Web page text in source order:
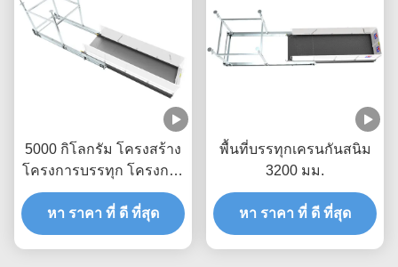
5000 กิโลกรัม โครงสร้าง
โครงการบรรทุก โครงการ
กระบวนกระบวนร้อน
MLP4200
หา ราคา ที่ ดี ที่สุด
พื้นที่บรรทุกเครนกันสนิม
3200 มม.
หา ราคา ที่ ดี ที่สุด